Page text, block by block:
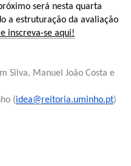
será nesta quarta
a estruturação da avaliação
inscreva-se aqui!
Silva, Manuel João Costa e
(idea@reitoria.uminho.pt)